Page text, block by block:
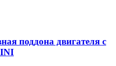
поддона двигателя с